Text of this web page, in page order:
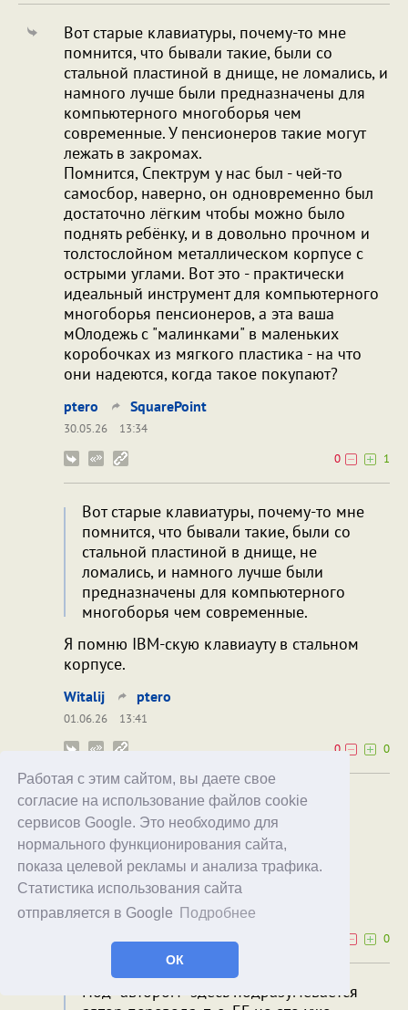
Работая с этим сайтом, вы даете свое
согласие на использование файлов cookie
сервисов Google. Это необходимо для
нормального функционирования сайта,
показа целевой рекламы и анализа трафика.
Статистика использования сайта
отправляется в Google
Подробнее
ОК
Вот старые клавиатуры, почему-то мне
помнится, что бывали такие, были со
стальной пластиной в днище, не ломались, и
намного лучше были предназначены для
компьютерного многоборья чем
современные. У пенсионеров такие могут
лежать в закромах.
Помнится, Спектрум у нас был - чей-то
самосбор, наверно, он одновременно был
достаточно лёгким чтобы можно было
поднять ребёнку, и в довольно прочном и
толстослойном металлическом корпусе с
острыми углами. Вот это - практически
идеальный инструмент для компьютерного
многоборья пенсионеров, а эта ваша
мОлодежь с "малинками" в маленьких
коробочках из мягкого пластика - на что
они надеются, когда такое покупают?
ptero SquarePoint
30.05.26
13:34
0
1
Вот старые клавиатуры, почему-то мне
помнится, что бывали такие, были со
стальной пластиной в днище, не
ломались, и намного лучше были
предназначены для компьютерного
многоборья чем современные.
Я помню IBM-скую клавиауту в стальном
корпусе.
Witalij ptero
01.06.26
13:41
0
0
Бхагавад-гита в Мордоре - тоже иноагент
Под "автором" здесь подразумевается автор
перевода, т. е. БГ, но это уже неважно.
Рекорд Надоев
30.05.26
10:49
0
Под "автором" здесь подразумевается